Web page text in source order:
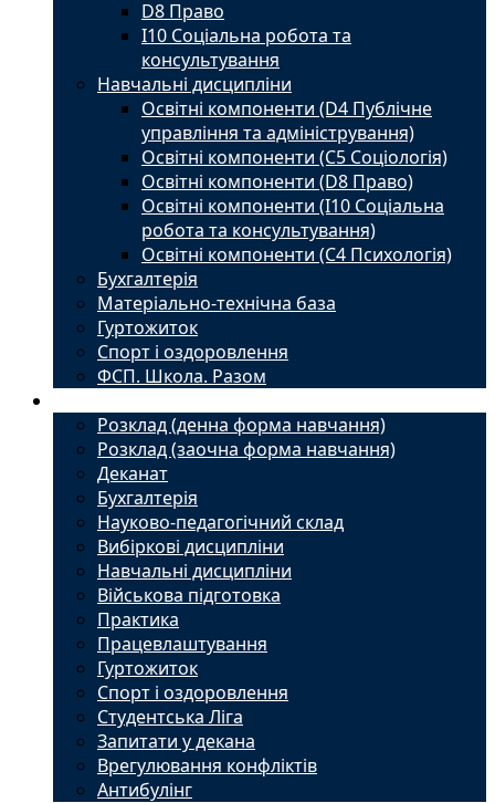
D8 Право
I10 Соціальна робота та
консультування
Навчальні дисципліни
Освітні компоненти (D4 Публічне
управління та адміністрування)
Освітні компоненти (С5 Соціологія)
Освітні компоненти (D8 Право)
Освітні компоненти (I10 Соціальна
робота та консультування)
Освітні компоненти (С4 Психологія)
Бухгалтерія
Матеріально-технічна база
Гуртожиток
Спорт і оздоровлення
ФСП. Школа. Разом
Розклад (денна форма навчання)
Розклад (заочна форма навчання)
Деканат
Бухгалтерія
Науково-педагогічний склад
Вибіркові дисципліни
Навчальні дисципліни
Військова підготовка
Практика
Працевлаштування
Гуртожиток
Спорт і оздоровлення
Студентська Ліга
Запитати у декана
Врегулювання конфліктів
Антибулінг